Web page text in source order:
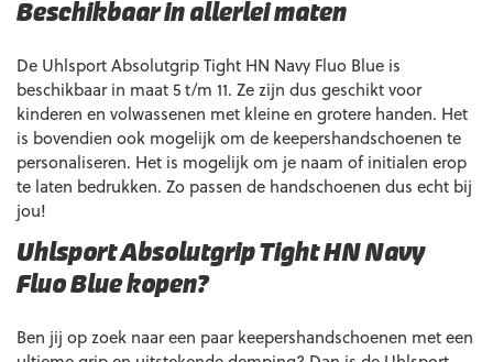
Beschikbaar in allerlei maten
De Uhlsport Absolutgrip Tight HN Navy Fluo Blue is
beschikbaar in maat 5 t/m 11. Ze zijn dus geschikt voor
kinderen en volwassenen met kleine en grotere handen. Het
is bovendien ook mogelijk om de keepershandschoenen te
personaliseren. Het is mogelijk om je naam of initialen erop
te laten bedrukken. Zo passen de handschoenen dus echt bij
jou!
Uhlsport Absolutgrip Tight HN Navy
Fluo Blue kopen?
Ben jij op zoek naar een paar keepershandschoenen met een